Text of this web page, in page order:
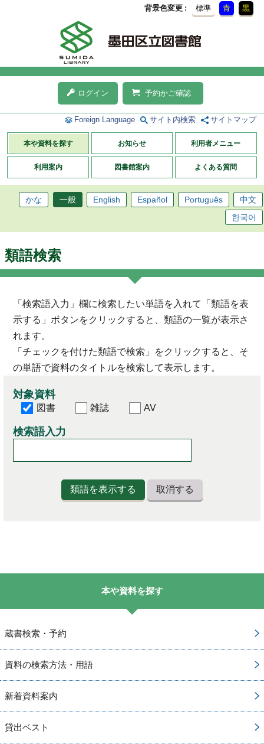
背景色変更 標準 青 黒
ログイン 予約かご確認
Foreign Language サイト内検索 サイトマップ
本や資料を探す お知らせ 利用者メニュー
利用案内 図書館案内 よくある質問
かな 一般 English Español Português
中文
한국어
類語検索
「検索語入力」欄に検索したい単語を入れて「類語を表
示する」ボタンをクリックすると、類語の一覧が表示さ
れます。
「チェックを付けた類語で検索」をクリックすると、そ
の単語で資料のタイトルを検索して表示します。
対象資料
図書 雑誌 AV
検索語入力
本や資料を探す
蔵書検索・予約
資料の検索方法・用語
新着資料案内
貸出ベスト